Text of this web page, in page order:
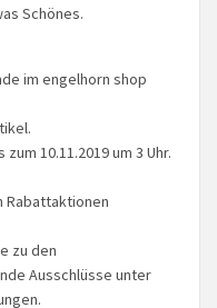
Schönes.
im engelhorn shop
10.11.2019 um 3 Uhr.
Rabattaktionen
zu den
Ausschlüsse unter